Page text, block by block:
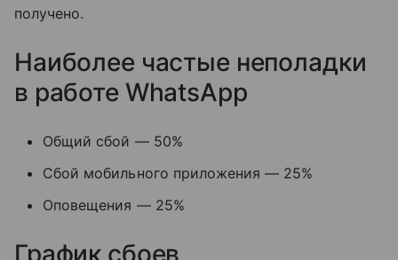
получено.
Наиболее частые неполадки
в работе WhatsApp
Общий сбой — 50%
Сбой мобильного приложения — 25%
Оповещения — 25%